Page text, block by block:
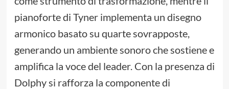
pianoforte di Tyner implementa un disegno
armonico basato su quarte sovrapposte,
generando un ambiente sonoro che sostiene e
amplifica la voce del leader. Con la presenza di
Dolphy si rafforza la componente di